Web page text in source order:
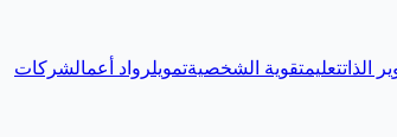
الذاتتعليمتقوية الشخصيةتمويلرواد أعمالشركات